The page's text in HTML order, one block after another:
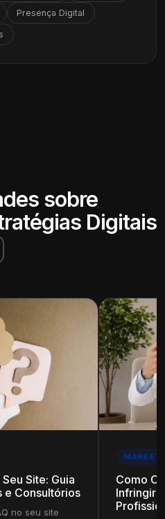
Presença Digital
sobre
Digitais
Site: Guia
e Consultórios
no seu site
Como
Infringir